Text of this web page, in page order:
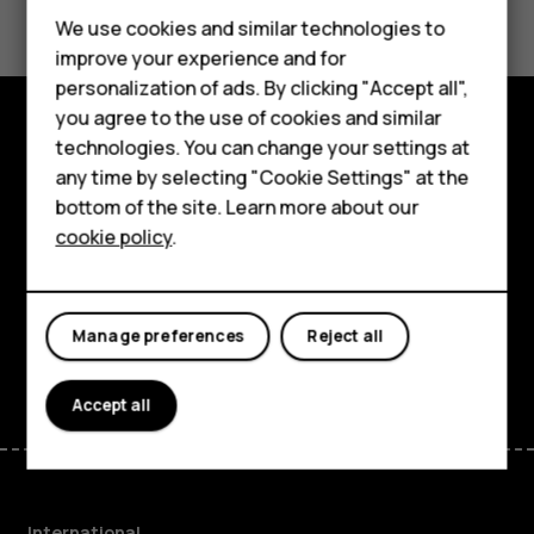
Feature phones
Phones for kids
Accessories
HMD Terra M
For business
Tablets
Yes No
Explore
About
Support
FacebookInstagram
TiktokYoutubeLinkedinDiscord
We use cookies and similar technologies to
improve your experience and for
personalization of ads. By clicking "Accept all",
you agree to the use of cookies and similar
technologies. You can change your settings at
any time by selecting "Cookie Settings" at the
bottom of the site. Learn more about our
cookie policy.
Reject all
Manage preferences
Accept all